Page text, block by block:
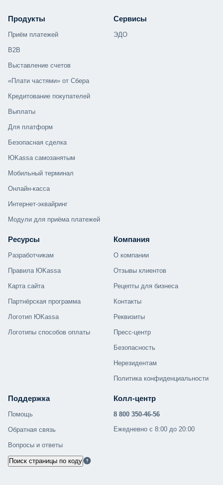
Продукты
Приём платежей
B2B
Выставление счетов
«Плати частями» от Сбера
Кредитование покупателей
Выплаты
Для платформ
Безопасная сделка
ЮKassa самозанятым
Мобильный терминал
Онлайн-касса
Интернет-эквайринг
Модули для приёма платежей
Сервисы
ЭДО
Ресурсы
Разработчикам
Правила ЮKassa
Карта сайта
Партнёрская программа
Логотип ЮKassa
Логотипы способов оплаты
Компания
О компании
Отзывы клиентов
Рецепты для бизнеса
Контакты
Реквизиты
Пресс-центр
Безопасность
Нерезидентам
Политика конфиденциальности
Поддержка
Помощь
Обратная связь
Вопросы и ответы
Поиск страницы по коду
Колл-центр
8 800 350-46-56
Ежедневно с 8:00 до 20:00